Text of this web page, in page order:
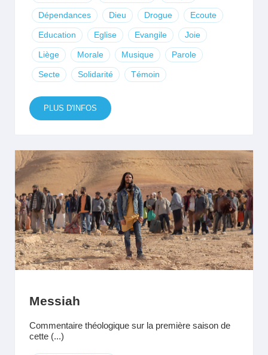
Dépendances Dieu Drogue Ecoute
Education Eglise Evangile Joie
Liège Morale Musique Parole
Secte Solidarité Témoin
PLUS D'INFOS
Messiah
Commentaire théologique sur la première saison de
cette (...)